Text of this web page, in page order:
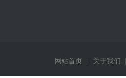
网站首页 关于我们